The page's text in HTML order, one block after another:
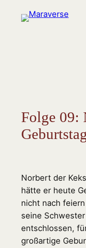
Inhalt
Folge 09:
Norbert der
hätte er heute
nicht nach
seine
entschlossen,
großartige